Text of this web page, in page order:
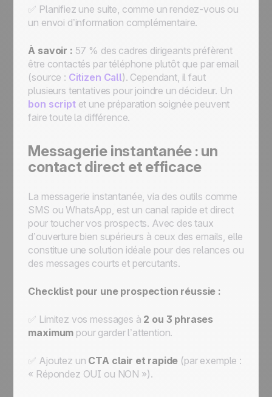
✅ Planifiez une suite, comme un rendez-vous ou
un envoi d’information complémentaire.
À savoir : 57 % des cadres dirigeants préfèrent
être contactés par téléphone plutôt que par email
(source : Citizen Call). Cependant, il faut
plusieurs tentatives pour joindre un décideur. Un
bon scriptet une préparation soignée peuvent
faire toute la différence.
Messagerie instantanée : un
contact direct et efficace
La messagerie instantanée, via des outils comme
SMS ou WhatsApp, est un canal rapide et direct
pour toucher vos prospects. Avec des taux
d’ouverture bien supérieurs à ceux des emails, elle
constitue une solution idéale pour des relances ou
des messages courts et percutants.
Checklist pour une prospection réussie :
✅ Limitez vos messages à 2 ou 3 phrases
maximum pour garder l’attention.
✅ Ajoutez un CTA clair et rapide (par exemple :
« Répondez OUI ou NON »).